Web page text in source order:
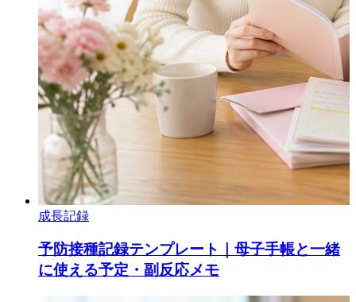
成長記録
予防接種記録テンプレート｜母子手帳と一緒
に使える予定・副反応メモ